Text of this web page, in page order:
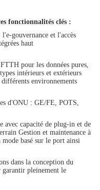
fonctionnalités clés :
gouvernance et l'accès
haut
pour les données pures,
intérieurs et extérieurs
environnements
d'ONU : GE/FE, POTS,
capacité de plug-in et de
Gestion et maintenance à
basé sur le port ainsi
dans la conception du
garantir pleinement le